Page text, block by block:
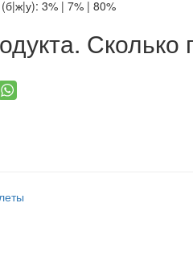
3% | 7% | 80%
Сколько